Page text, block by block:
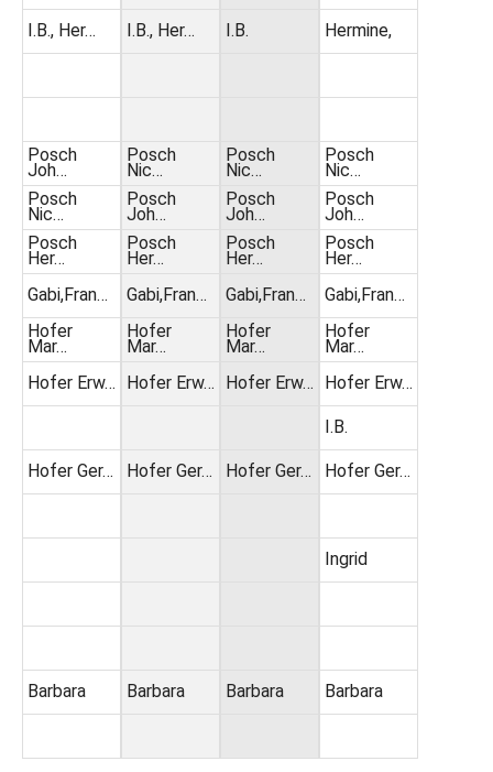
I.B., Her…
Posch
Joh…
Posch
Nic…
Posch
Her…
Gabi,Fran…
Hofer
Mar…
Hofer Erw…
Hofer Ger…
Barbara
I.B., Her…
Posch
Nic…
Posch
Joh…
Posch
Her…
Gabi,Fran…
Hofer
Mar…
Hofer Erw…
Hofer Ger…
Barbara
I.B.
Posch
Nic…
Posch
Joh…
Posch
Her…
Gabi,Fran…
Hofer
Mar…
Hofer Erw…
Hofer Ger…
Barbara
Hermine,
Posch
Nic…
Posch
Joh…
Posch
Her…
Gabi,Fran…
Hofer
Mar…
Hofer Erw…
I.B.
Hofer Ger…
Ingrid
Barbara